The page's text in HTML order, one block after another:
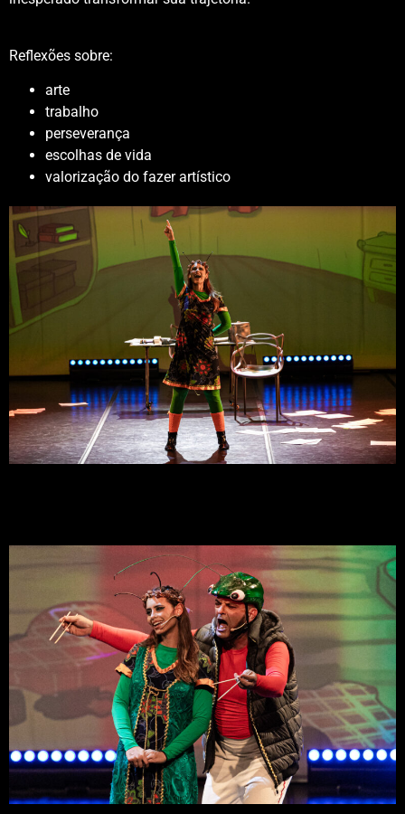
Reflexões sobre:
arte
trabalho
perseverança
escolhas de vida
valorização do fazer artístico